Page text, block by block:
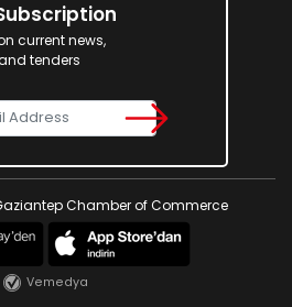
current news,
tenders
Chamber of Commerce
Vemedya